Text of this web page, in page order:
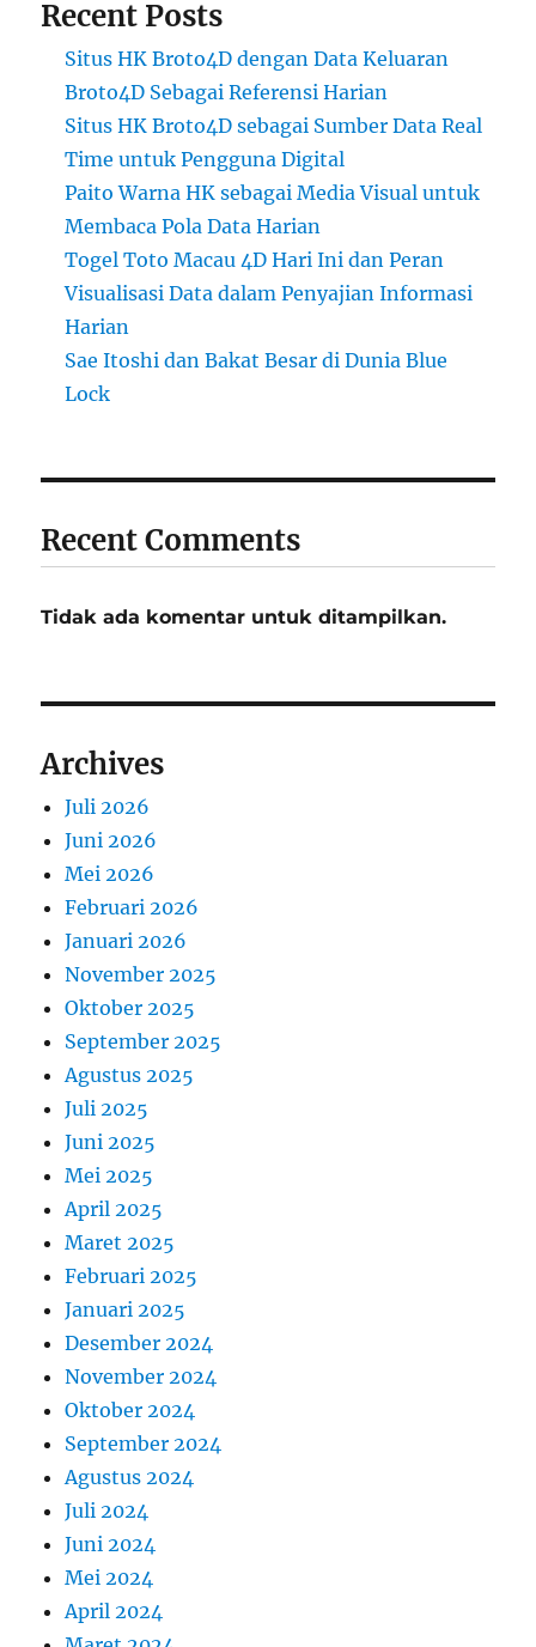
Recent Posts
Situs HK Broto4D dengan Data Keluaran
Broto4D Sebagai Referensi Harian
Situs HK Broto4D sebagai Sumber Data Real
Time untuk Pengguna Digital
Paito Warna HK sebagai Media Visual untuk
Membaca Pola Data Harian
Togel Toto Macau 4D Hari Ini dan Peran
Visualisasi Data dalam Penyajian Informasi
Harian
Sae Itoshi dan Bakat Besar di Dunia Blue
Lock
Recent Comments
Tidak ada komentar untuk ditampilkan.
Archives
Juli 2026
Juni 2026
Mei 2026
Februari 2026
Januari 2026
November 2025
Oktober 2025
September 2025
Agustus 2025
Juli 2025
Juni 2025
Mei 2025
April 2025
Maret 2025
Februari 2025
Januari 2025
Desember 2024
November 2024
Oktober 2024
September 2024
Agustus 2024
Juli 2024
Juni 2024
Mei 2024
April 2024